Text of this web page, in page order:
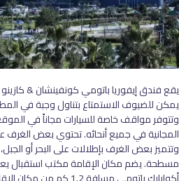
يقع فندق إيفوريا باتومي كونفينشان &
يمكن للضيوف الاستمتاع بتناول وجبة في
وتتوفر مواقف خاصة للسيارات مجاناً في
المجانية في جميع أنحائه. تحتوي بعض
وتتميز بعض الغرف بإطلالات على البحر أو